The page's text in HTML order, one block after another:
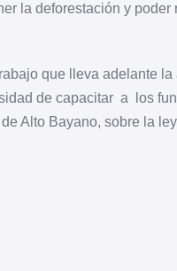
la deforestación y poder
que lleva adelante la
de capacitar a los
Alto Bayano, sobre la